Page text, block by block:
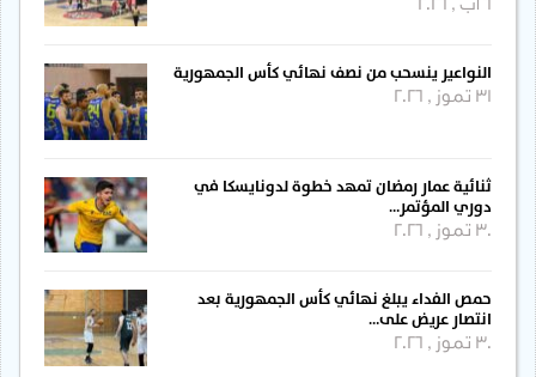
النواعير ينسحب من نصف نهائي كأس الجمهورية
31 تموز , 2026
ثنائية عمار رمضان تمهد خطوة لدونايسكا في
دوري المؤتمر…
30 تموز , 2026
حمص الفداء يبلغ نهائي كأس الجمهورية بعد
انتصار عريض على…
30 تموز , 2026